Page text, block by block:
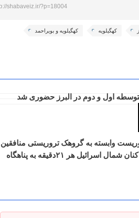
shabaveiz.ir/?p=18004
کهگیلویه کهگیلویه و بویراحمد
اول و دوم در البرز حضوری شد
لیبرمن: ساکنان شمال اسرائیل هر ۲۱دقیقه به پناهگاه